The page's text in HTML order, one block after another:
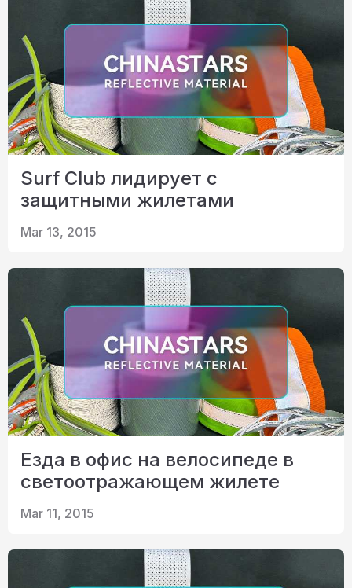
Surf Club лидирует с
защитными жилетами
Mar 13, 2015
Езда в офис на велосипеде в
светоотражающем жилете
Mar 11, 2015